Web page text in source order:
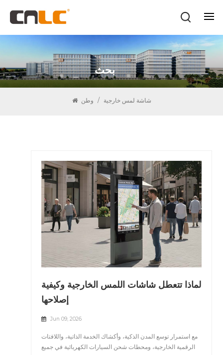
بحث
وطن / شاشة لمس خارجية
لماذا تتعطل شاشات اللمس الخارجية وكيفية
إصلاحها
Jun 09, 2026
مع استمرار توسع المدن الذكية، وأكشاك الخدمة الذاتية، واللافتات
الرقمية الخارجية، ومحطات شحن السيارات الكهربائية في جميع